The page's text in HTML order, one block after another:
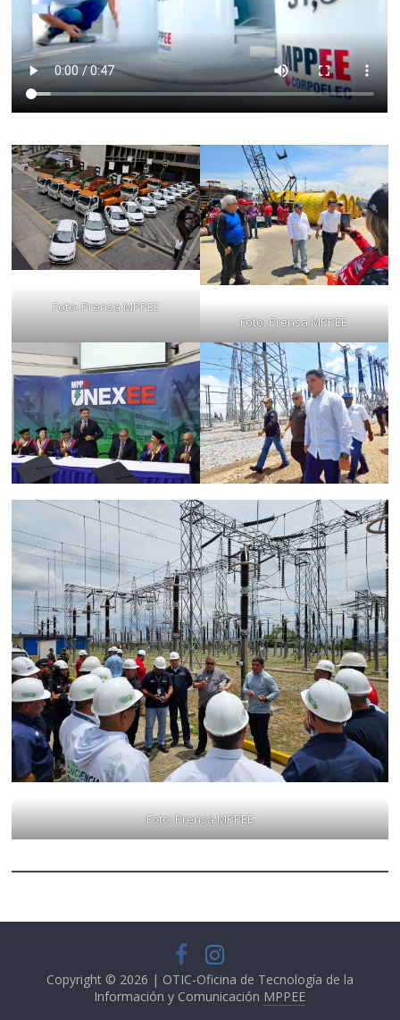
Foto: Prensa MPPEE
Foto: Prensa MPPEE
Foto: Prensa MPPEE
Copyright © 2026 | OTIC-Oficina de Tecnología de la
Información y Comunicación MPPEE